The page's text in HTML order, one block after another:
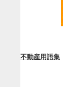
不動産用語集